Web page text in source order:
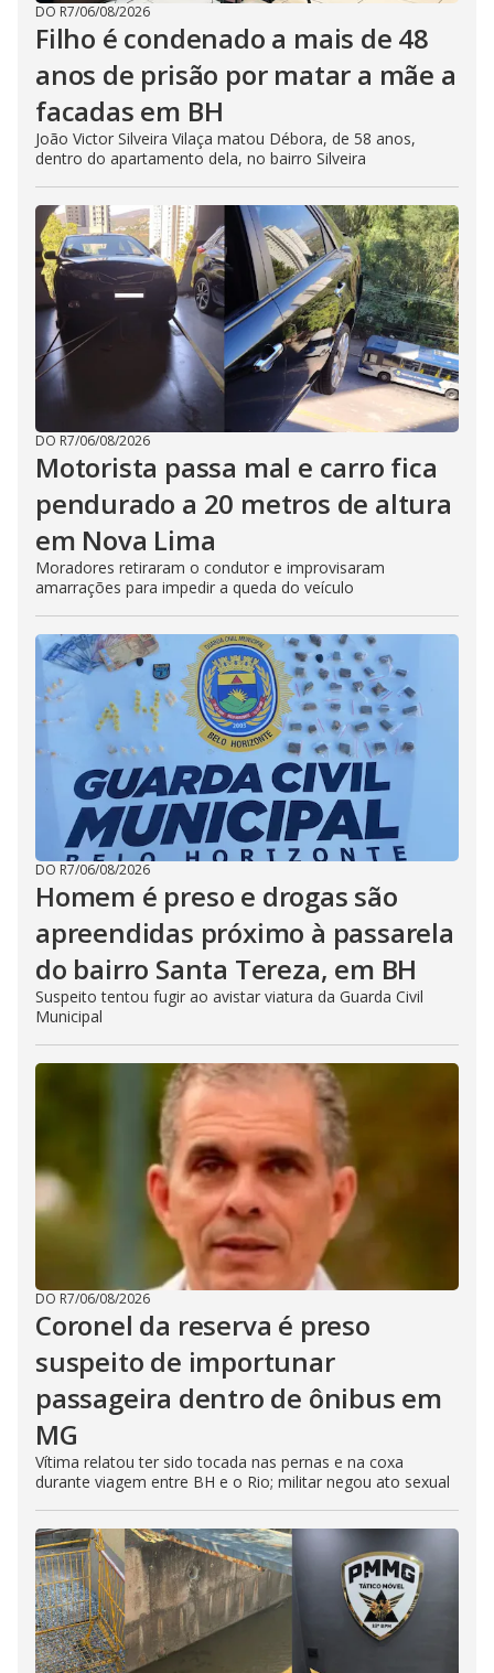
DO R7/06/08/2026
Filho é condenado a mais de 48
anos de prisão por matar a mãe a
facadas em BH
João Victor Silveira Vilaça matou Débora, de 58 anos,
dentro do apartamento dela, no bairro Silveira
DO R7/06/08/2026
Motorista passa mal e carro fica
pendurado a 20 metros de altura
em Nova Lima
Moradores retiraram o condutor e improvisaram
amarrações para impedir a queda do veículo
DO R7/06/08/2026
Homem é preso e drogas são
apreendidas próximo à passarela
do bairro Santa Tereza, em BH
Suspeito tentou fugir ao avistar viatura da Guarda Civil
Municipal
DO R7/06/08/2026
Coronel da reserva é preso
suspeito de importunar
passageira dentro de ônibus em
MG
Vítima relatou ter sido tocada nas pernas e na coxa
durante viagem entre BH e o Rio; militar negou ato sexual